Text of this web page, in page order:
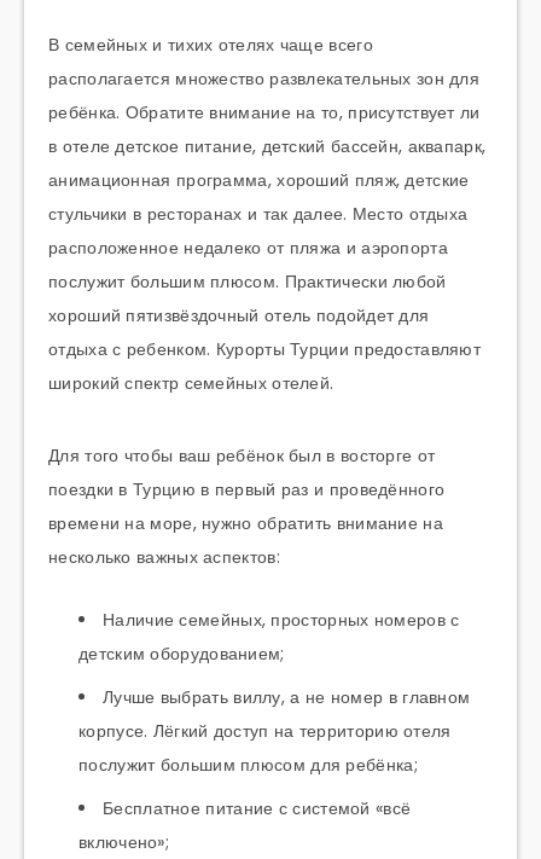
В семейных и тихих отелях чаще всего
располагается множество развлекательных зон для
ребёнка. Обратите внимание на то, присутствует ли
в отеле детское питание, детский бассейн, аквапарк,
анимационная программа, хороший пляж, детские
стульчики в ресторанах и так далее. Место отдыха
расположенное недалеко от пляжа и аэропорта
послужит большим плюсом. Практически любой
хороший пятизвёздочный отель подойдет для
отдыха с ребенком. Курорты Турции предоставляют
широкий спектр семейных отелей.
Для того чтобы ваш ребёнок был в восторге от
поездки в Турцию в первый раз и проведённого
времени на море, нужно обратить внимание на
несколько важных аспектов:
Наличие семейных, просторных номеров с
детским оборудованием;
Лучше выбрать виллу, а не номер в главном
корпусе. Лёгкий доступ на территорию отеля
послужит большим плюсом для ребёнка;
Бесплатное питание с системой «всё
включено»;